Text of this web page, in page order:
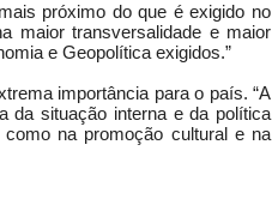
próximo do que é exigido no
maior transversalidade e maior
e Geopolítica exigidos.”
importância para o país. “A
da situação interna e da política
na promoção cultural e na